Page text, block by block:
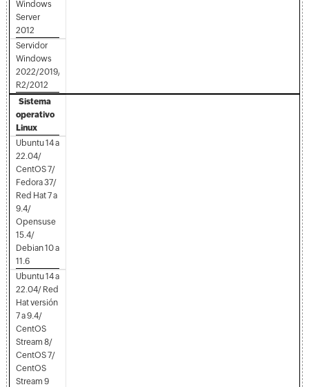
Windows
Server
2012
Servidor
Windows
2022/2019/2016/2012
R2/2012
Sistema
operativo
Linux
Ubuntu 14 a
22.04/
CentOS 7/
Fedora 37/
Red Hat 7 a
9.4/
Opensuse
15.4/
Debian 10 a
11.6
​Ubuntu 14 a
22.04/ Red
Hat versión
7 a 9.4/
CentOS
Stream 8/
CentOS 7/
CentOS
Stream 9